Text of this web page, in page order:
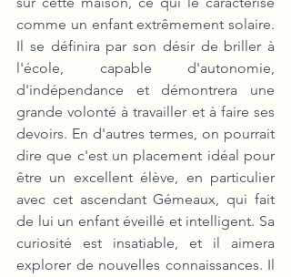
comme un enfant extrêmement solaire.
Il se définira par son désir de briller à
l'école, capable d'autonomie,
d'indépendance et démontrera une
grande volonté à travailler et à faire ses
devoirs. En d'autres termes, on pourrait
dire que c'est un placement idéal pour
être un excellent élève, en particulier
avec cet ascendant Gémeaux, qui fait
de lui un enfant éveillé et intelligent. Sa
curiosité est insatiable, et il aimera
explorer de nouvelles connaissances. Il